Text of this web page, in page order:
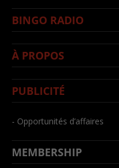
BINGO RADIO
À PROPOS
PUBLICITÉ
- Opportunités d’affaires
MEMBERSHIP